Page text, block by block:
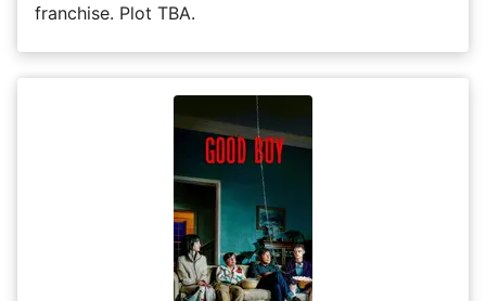
franchise. Plot TBA.